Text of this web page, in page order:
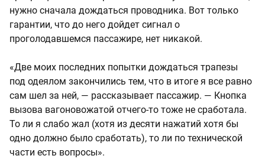
нужно сначала дождаться проводника. Вот только
гарантии, что до него дойдет сигнал о
проголодавшемся пассажире, нет никакой.
«Две моих последних попытки дождаться трапезы
под одеялом закончились тем, что в итоге я все равно
сам шел за ней, — рассказывает пассажир. — Кнопка
вызова вагоновожатой отчего-то тоже не сработала.
То ли я слабо жал (хотя из десяти нажатий хотя бы
одно должно было сработать), то ли по технической
части есть вопросы».